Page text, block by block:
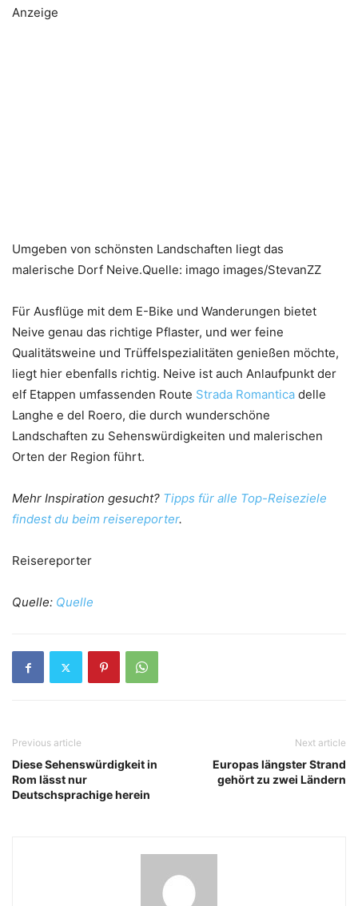
Anzeige
Umgeben von schönsten Landschaften liegt das
malerische Dorf Neive.Quelle: imago images/StevanZZ
Für Ausflüge mit dem E-Bike und Wanderungen bietet
Neive genau das richtige Pflaster, und wer feine
Qualitätsweine und Trüffelspezialitäten genießen möchte,
liegt hier ebenfalls richtig. Neive ist auch Anlaufpunkt der
elf Etappen umfassenden Route Strada Romantica delle
Langhe e del Roero, die durch wunderschöne
Landschaften zu Sehenswürdigkeiten und malerischen
Orten der Region führt.
Mehr Inspiration gesucht? Tipps für alle Top-Reiseziele
findest du beim reisereporter.
Reisereporter
Quelle: Quelle
Previous article
Diese Sehenswürdigkeit in
Rom lässt nur
Deutschsprachige herein
Next article
Europas längster Strand
gehört zu zwei Ländern